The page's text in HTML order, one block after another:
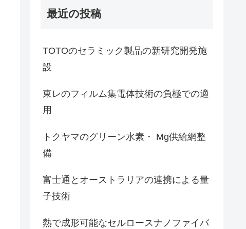
最近の投稿
TOTOのセラミック製品の新研究開発施
設
東レのフィルム集電体技術の負極での適
用
トクヤマのグリーン水素・ Mg供給網整
備
富士通とオーストラリアの連携による量
子技術
熱で成形可能なセルロースナノファイバ